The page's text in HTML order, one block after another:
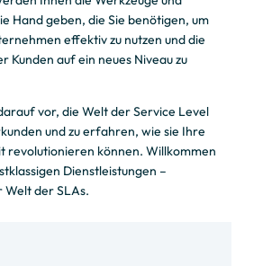
Hand geben, die Sie benötigen, um
effektiv zu nutzen und die
Kunden auf ein neues Niveau zu
vor, die Welt der Service Level
und zu erfahren, wie sie Ihre
revolutionieren können. Willkommen
Dienstleistungen –
der SLAs.